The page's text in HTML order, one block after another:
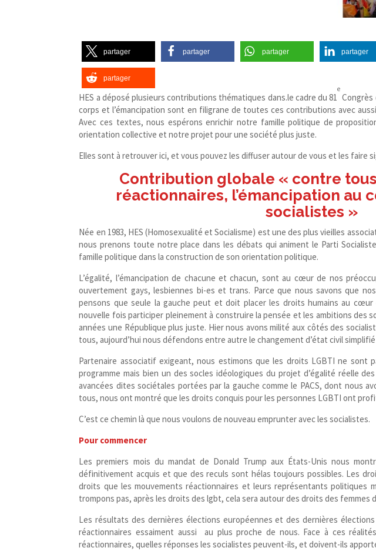
partager partager partager partager
partager
HES a déposé plusieurs contributions thématiques dans.le cadre du 81
e
Congrès
corps et l’émancipation sont en filigrane de toutes ces contributions avec
Avec ces textes, nous espérons enrichir notre famille politique de
orientation collective et notre projet pour une société plus juste.
Elles sont à retrouver ici, et vous pouvez les diffuser autour de vous et les faire
Contribution globale « contre
réactionnaires, l’émancipation au
socialistes »
Née en 1983, HES (Homosexualité et Socialisme) est une des plus vieilles
nous prenons toute notre place dans les débats qui animent le Parti
famille politique dans la construction de son orientation politique.
L’égalité, l’émancipation de chacune et chacun, sont au cœur de nos
ouvertement gays, lesbiennes bi-​es et trans. Parce que nous savons que
pensons que seule la gauche peut et doit placer les droits humains au
nouvelle fois participer pleinement à construire la pensée et les ambitions des
années une République plus juste. Hier nous avons milité aux côtés des
tous, aujourd’hui nous défendons entre autre le changement d’état civil
Partenaire associatif exigeant, nous estimons que les droits LGBTI ne sont
programme mais bien un des socles idéologiques du projet d’égalité réelle
avancées dites sociétales portées par la gauche comme le PACS, dont nous
tous, nous ont montré que les droits conquis pour les personnes LGBTI ont
C’est ce chemin là que nous voulons de nouveau emprunter avec les socialistes.
Pour commencer
Les premiers mois du mandat de Donald Trump aux États-​Unis nous
définitivement acquis et que des reculs sont hélas toujours possibles. Les
droits que les mouvements réactionnaires et leurs représentants politiques
trompons pas, après les droits des lgbt, cela sera autour des droits des femmes
Les résultats des dernières élections européennes et des dernières
réactionnaires essaiment aussi au plus proche de nous. Face à ces
réactionnaires, quelles réponses les socialistes peuvent-​ils, et doivent-​ils